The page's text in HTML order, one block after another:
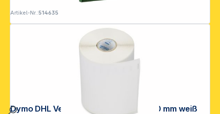
Artikel-Nr.:514635
Dymo DHL Versand-Etiketten 102 x 210 mm weiß